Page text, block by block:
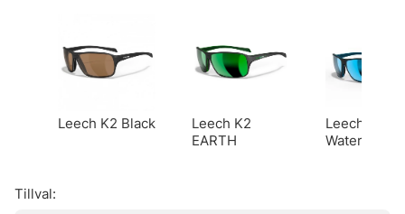
Leech K2 Black
Leech K2
EARTH
Leech K2
Water
Tillval: